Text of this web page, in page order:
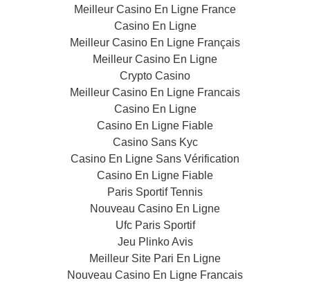
Meilleur Casino En Ligne France
Casino En Ligne
Meilleur Casino En Ligne Français
Meilleur Casino En Ligne
Crypto Casino
Meilleur Casino En Ligne Francais
Casino En Ligne
Casino En Ligne Fiable
Casino Sans Kyc
Casino En Ligne Sans Vérification
Casino En Ligne Fiable
Paris Sportif Tennis
Nouveau Casino En Ligne
Ufc Paris Sportif
Jeu Plinko Avis
Meilleur Site Pari En Ligne
Nouveau Casino En Ligne Francais